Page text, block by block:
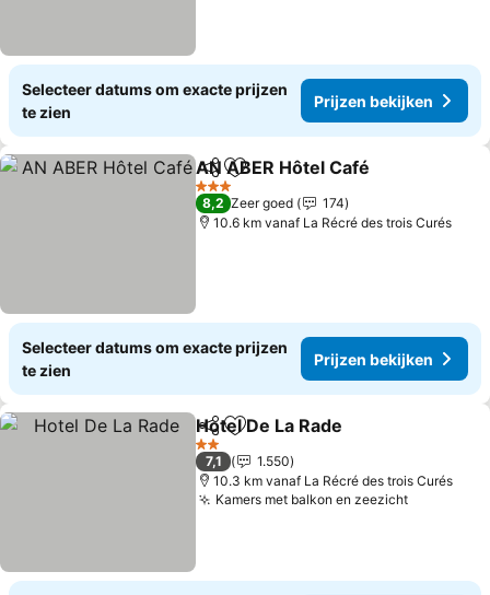
Selecteer datums om exacte prijzen
te zien
Prijzen bekijken
DelenToevoegen aan favorieten
AN ABER Hôtel Café
3 Sterren
8,2 Zeer goed
174
10.6 km vanaf La Récré des trois Curés
Selecteer datums om exacte prijzen
te zien
Prijzen bekijken
DelenToevoegen aan favorieten
Hotel De La Rade
2 Sterren
7,1
1.550
10.3 km vanaf La Récré des trois Curés
Kamers met balkon en zeezicht